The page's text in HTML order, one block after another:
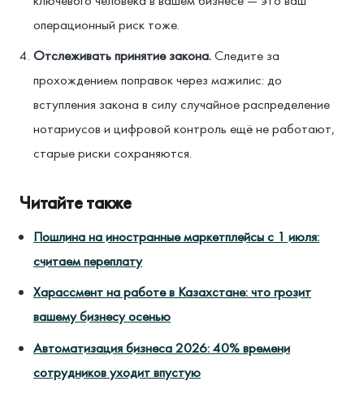
операционный риск тоже.
Отслеживать принятие закона.Следите за
прохождением поправок через мажилис: до
вступления закона в силу случайное распределение
нотариусов и цифровой контроль ещё не работают,
старые риски сохраняются.
Читайте также
Пошлина на иностранные маркетплейсы с 1 июля:
считаем переплату
Харассмент на работе в Казахстане: что грозит
вашему бизнесу осенью
Автоматизация бизнеса 2026: 40% времени
сотрудников уходит впустую